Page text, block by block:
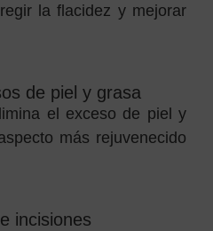
la flacidez y mejorar
de piel y grasa
el exceso de piel y
más rejuvenecido
incisiones